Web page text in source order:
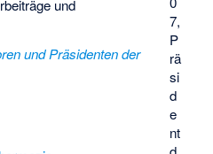
7,
P
rä
si
d
e
nt
und
und Präsidenten der